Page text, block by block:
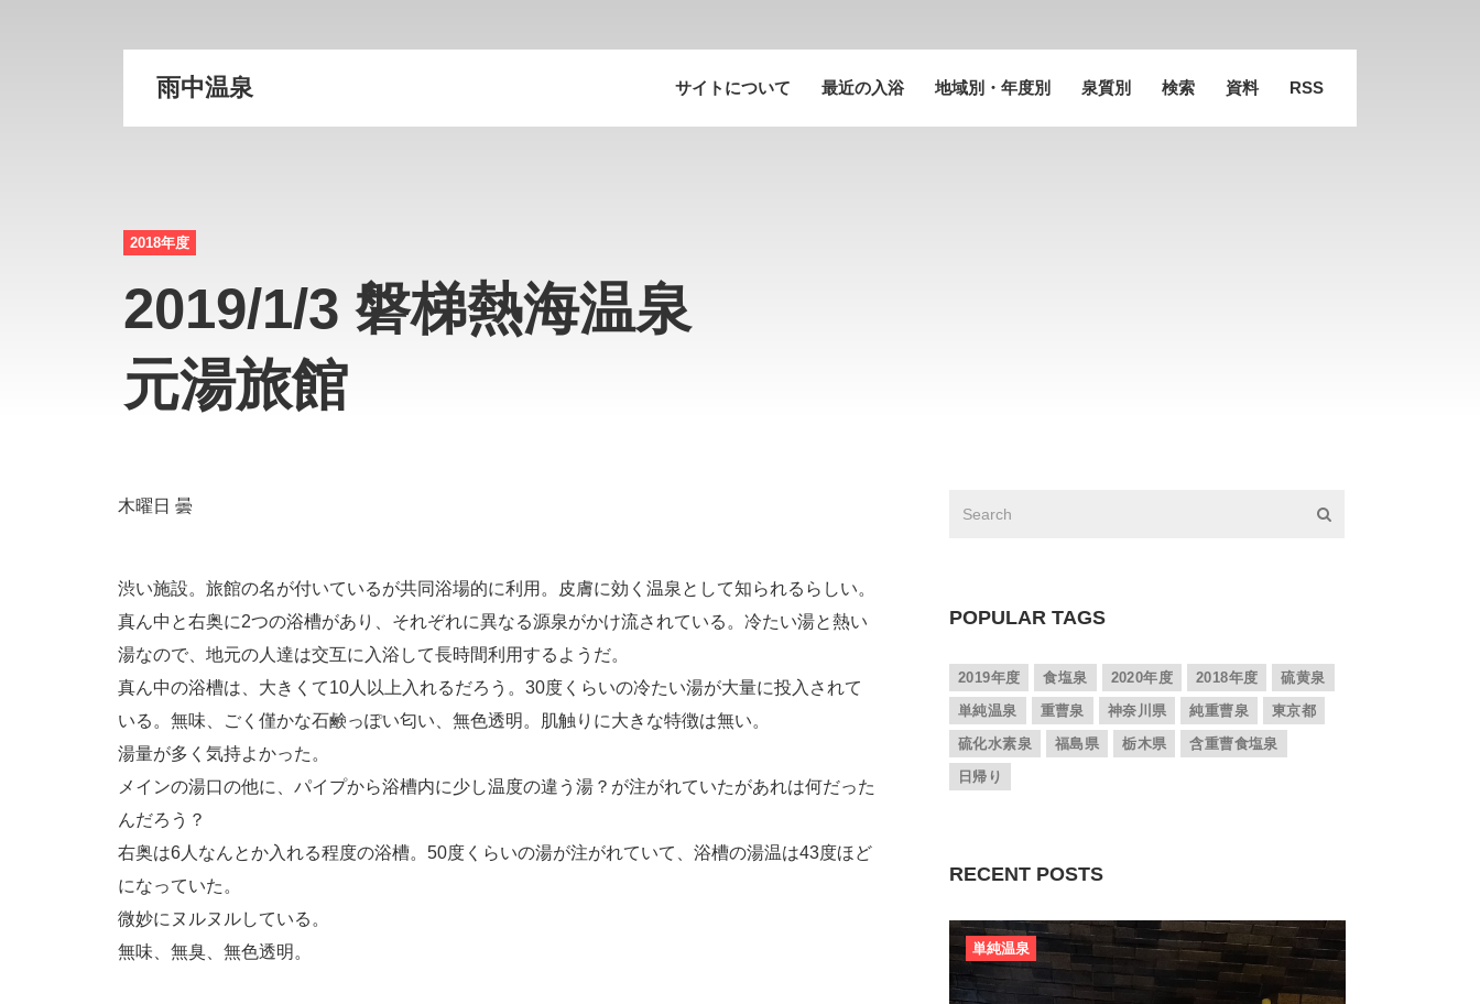
雨中温泉 サイトについて 最近の入浴 地域別・年度別 泉質別 検索 資料 RSS
2018年度
2019/1/3 磐梯熱海温泉
元湯旅館
木曜日 曇
渋い施設。旅館の名が付いているが共同浴場的に利用。皮膚に効く温泉として知られるらしい。
真ん中と右奥に2つの浴槽があり、それぞれに異なる源泉がかけ流されている。冷たい湯と熱い
湯なので、地元の人達は交互に入浴して長時間利用するようだ。
真ん中の浴槽は、大きくて10人以上入れるだろう。30度くらいの冷たい湯が大量に投入されて
いる。無味、ごく僅かな石鹸っぽい匂い、無色透明。肌触りに大きな特徴は無い。
湯量が多く気持よかった。
メインの湯口の他に、パイプから浴槽内に少し温度の違う湯？が注がれていたがあれは何だった
んだろう？
右奥は6人なんとか入れる程度の浴槽。50度くらいの湯が注がれていて、浴槽の湯温は43度ほど
になっていた。
微妙にヌルヌルしている。
無味、無臭、無色透明。
POPULAR TAGS
2019年度 食塩泉 2020年度 2018年度
硫黄泉
単純温泉
重曹泉 神奈川県 純重曹泉
東京都
硫化水素泉
福島県 栃木県
含重曹食塩泉
日帰り
RECENT POSTS
単純温泉